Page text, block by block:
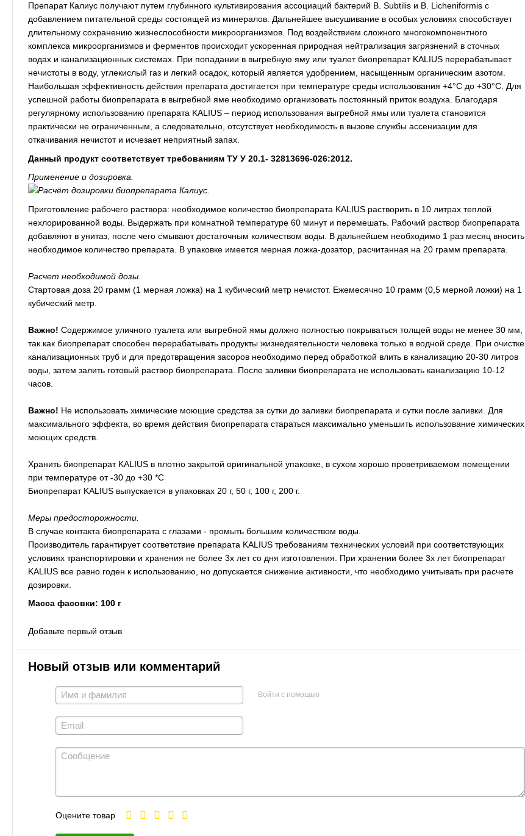
Препарат Калиус получают путем глубинного культивирования ассоциаций бактерий B. Subtilis и В. Licheniformis с
добавлением питательной среды состоящей из минералов. Дальнейшее высушивание в особых условиях способствует
длительному сохранению жизнеспособности микроорганизмов. Под воздействием сложного многокомпонентного
комплекса микроорганизмов и ферментов происходит ускоренная природная нейтрализация загрязнений в сточных
водах и канализационных системах. При попадании в выгребную яму или туалет биопрепарат KALIUS перерабатывает
нечистоты в воду, углекислый газ и легкий осадок, который является удобрением, насыщенным органическим азотом.
Наибольшая эффективность действия препарата достигается при температуре среды использования +4°С до +30°С. Для
успешной работы биопрепарата в выгребной яме необходимо организовать постоянный приток воздуха. Благодаря
регулярному использованию препарата KALIUS – период использования выгребной ямы или туалета становится
практически не ограниченным, а следовательно, отсутствует необходимость в вызове службы ассенизации для
откачивания нечистот и исчезает неприятный запах.
Данный продукт соответствует требованиям ТУ У 20.1- 32813696-026:2012.
Применение и дозировка.
Приготовление рабочего раствора: необходимое количество биопрепарата KALIUS растворить в 10 литрах теплой
нехлорированной воды. Выдержать при комнатной температуре 60 минут и перемешать. Рабочий раствор биопрепарата
добавляют в унитаз, после чего смывают достаточным количеством воды. В дальнейшем необходимо 1 раз месяц вносить
необходимое количество препарата. В упаковке имеется мерная ложка-дозатор, расчитанная на 20 грамм препарата.
Расчет необходимой дозы.
Стартовая доза 20 грамм (1 мерная ложка) на 1 кубический метр нечистот. Ежемесячно 10 грамм (0,5 мерной ложки) на 1
кубический метр.
Важно! Содержимое уличного туалета или выгребной ямы должно полностью покрываться толщей воды не менее 30 мм,
так как биопрепарат способен перерабатывать продукты жизнедеятельности человека только в водной среде. При очистке
канализационных труб и для предотвращения засоров необходимо перед обработкой влить в канализацию 20-30 литров
воды, затем залить готовый раствор биопрепарата. После заливки биопрепарата не использовать канализацию 10-12
часов.
Важно! Не использовать химические моющие средства за сутки до заливки биопрепарата и сутки после заливки. Для
максимального эффекта, во время действия биопрепарата стараться максимально уменьшить использование химических
моющих средств.
Хранить биопрепарат KALIUS в плотно закрытой оригинальной упаковке, в сухом хорошо проветриваемом помещении
при температуре от -30 до +30 *С
Биопрепарат KALIUS выпускается в упаковках 20 г, 50 г, 100 г, 200 г.
Меры предосторожности.
В случае контакта биопрепарата с глазами - промыть большим количеством воды.
Производитель гарантирует соответствие препарата KALIUS требованиям технических условий при соответствующих
условиях транспортировки и хранения не более 3х лет со дня изготовления. При хранении более 3х лет биопрепарат
KALIUS все равно годен к использованию, но допускается снижение активности, что необходимо учитывать при расчете
дозировки.
Масса фасовки: 100 г
Добавьте первый отзыв
Новый отзыв или комментарий
Войти с помощью
Оцените товар